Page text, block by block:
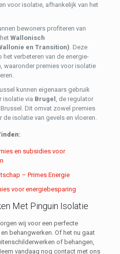
voor isolatie, afhankelijk van het
bewoners profiteren van
Wallonisch
en Transition). Deze
verbeteren van de energie-
waaronder premies voor isolatie
kunnen eigenaars gebruik
isolatie via Brugel , de regulator
Dit omvat zowel premies
isolatie van gevels en vloeren.
en subsidies voor
– Primes Energie
voor energiebesparing
Met Pinguin Isolatie
wij voor een perfecte
behangwerken. Of het nu gaat
of behangen,
vandaag nog contact met ons